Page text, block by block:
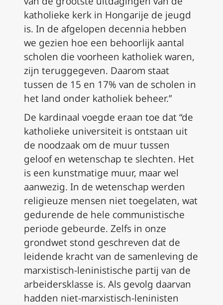
katholieke kerk in Hongarije de jeugd
is. In de afgelopen decennia hebben
we gezien hoe een behoorlijk aantal
scholen die voorheen katholiek waren,
zijn teruggegeven. Daarom staat
tussen de 15 en 17% van de scholen in
het land onder katholiek beheer.”
De kardinaal voegde eraan toe dat “de
katholieke universiteit is ontstaan uit
de noodzaak om de muur tussen
geloof en wetenschap te slechten. Het
is een kunstmatige muur, maar wel
aanwezig. In de wetenschap werden
religieuze mensen niet toegelaten, wat
gedurende de hele communistische
periode gebeurde. Zelfs in onze
grondwet stond geschreven dat de
leidende kracht van de samenleving de
marxistisch-leninistische partij van de
arbeidersklasse is. Als gevolg daarvan
hadden niet-marxistisch-leninisten